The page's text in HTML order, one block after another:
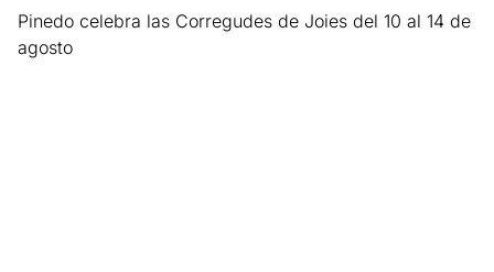
Pinedo celebra las Corregudes de Joies del 10 al 14 de
agosto